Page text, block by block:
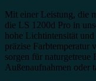
Mit einer Leistung, die
die LS 1200d Pro in
hohe Lichtintensität
präzise
sorgen für naturgetreue
Außenaufnahmen oder